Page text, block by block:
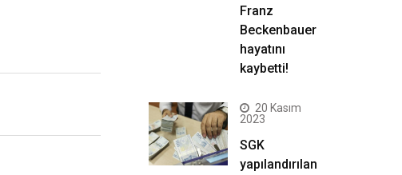
Franz
Beckenbauer
hayatını
kaybetti!
20 Kasım
2023
SGK
yapılandırılan